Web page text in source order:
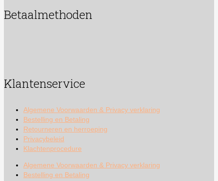
Betaalmethoden
Klantenservice
Algemene Voorwaarden & Privacy verklaring
Bestelling en Betaling
Retourneren en herroeping
Privacybeleid
Klachtenprocedure
Algemene Voorwaarden & Privacy verklaring
Bestelling en Betaling